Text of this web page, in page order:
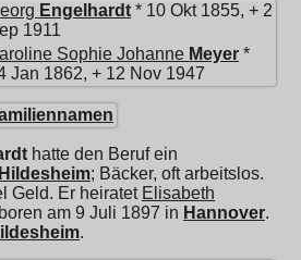
Engelhardt * 10 Okt 1855, + 2
1911
Sophie Johanne Meyer *
Jan 1862, + 12 Nov 1947
hatte den Beruf ein
Hildesheim; Bäcker, oft arbeitslos.
Geld. Er heiratet Elisabeth
am 9 Juli 1897 in Hannover.
.